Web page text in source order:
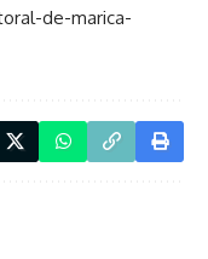
de-marica-